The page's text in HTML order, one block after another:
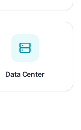
Data Center